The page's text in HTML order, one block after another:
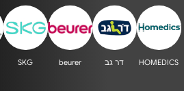
HOMEDICS דר גב beurer
SKG